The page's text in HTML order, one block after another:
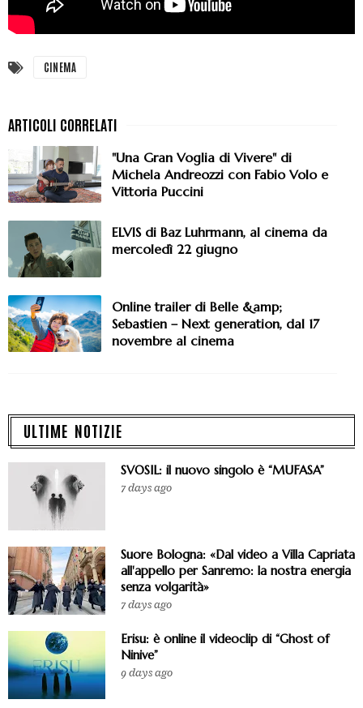
CINEMA
"Una Gran Voglia di Vivere" di
Michela Andreozzi con Fabio Volo e
Vittoria Puccini
ELVIS di Baz Luhrmann, al cinema da
mercoledì 22 giugno
Online trailer di Belle &amp;
Sebastien – Next generation, dal 17
novembre al cinema
ULTIME NOTIZIE
SVOSIL: il nuovo singolo è “MUFASA”
7 days ago
Suore Bologna: «Dal video a Villa Capriata
all'appello per Sanremo: la nostra energia
senza volgarità»
7 days ago
Erisu: è online il videoclip di “Ghost of
Ninive”
9 days ago